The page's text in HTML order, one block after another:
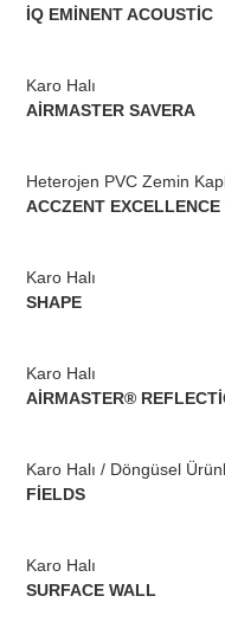
İQ EMİNENT ACOUSTİC
Karo Halı
AİRMASTER SAVERA
Heterojen PVC Zemin
ACCZENT EXCELLENCE
Karo Halı
SHAPE
Karo Halı
AİRMASTER®
Karo Halı / Döngüsel
FİELDS
Karo Halı
SURFACE WALL